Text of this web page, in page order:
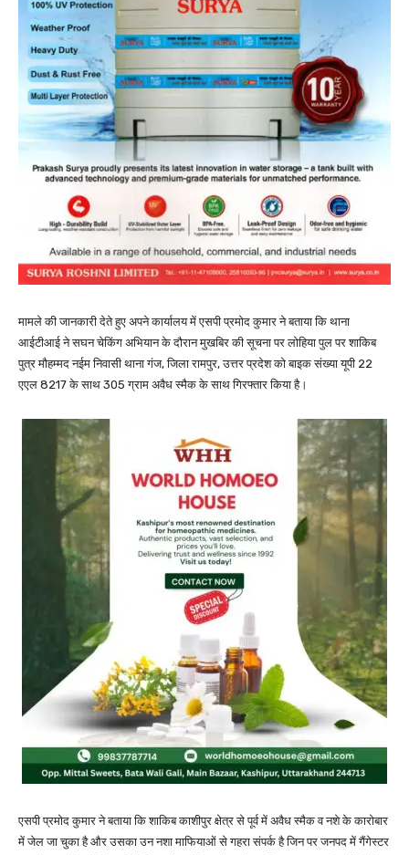
मामले की जानकारी देते हुए अपने कार्यालय में एसपी प्रमोद कुमार ने बताया कि थाना
आईटीआई ने सघन चेकिंग अभियान के दौरान मुखबिर की सूचना पर लोहिया पुल पर शाकिब
पुत्र मौहम्मद नईम निवासी थाना गंज, जिला रामपुर, उत्तर प्रदेश को बाइक संख्या यूपी 22
एएल 8217 के साथ 305 ग्राम अवैध स्मैक के साथ गिरफ्तार किया है।
एसपी प्रमोद कुमार ने बताया कि शाकिब काशीपुर क्षेत्र से पूर्व में अवैध स्मैक व नशे के कारोबार
में जेल जा चुका है और उसका उन नशा माफियाओं से गहरा संपर्क है जिन पर जनपद में गैंगेस्टर